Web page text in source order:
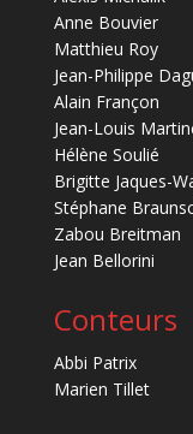
Anne Bouvier
Matthieu Roy
Jean-Philippe
Alain Françon
Jean-Louis
Hélène Soulié
Brigitte Jaques-
Stéphane
Zabou Breitman
Jean Bellorini
Conteurs
Abbi Patrix
Marien Tillet